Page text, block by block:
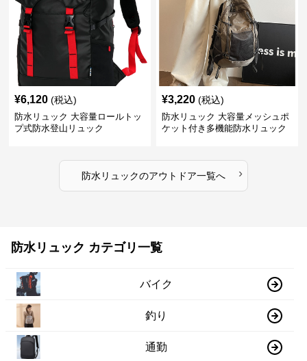
¥6,120 (税込)
防水リュック 大容量ロールトッ
プ式防水登山リュック
¥3,220 (税込)
防水リュック 大容量メッシュポ
ケット付き多機能防水リュック
防水リュックのアウトドア一覧へ ›
防水リュック カテゴリ一覧
バイク
釣り
通勤